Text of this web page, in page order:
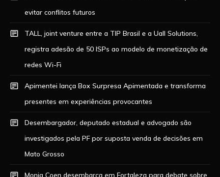
evitar conflitos futuros
TALL, joint venture entre a TIP Brasil e a Uall Solutions,
registra adesão de 50 ISPs ao modelo de monetização de
redes Wi-Fi
Apimentei lança Box Surpresa Apimentada e transforma
presentes em experiências provocantes
Desembargador, deputado estadual e advogado são
investigados pela PF por suposta venda de decisões em
Mato Grosso
Monja Coen desembarca em Fortaleza para debate sobre